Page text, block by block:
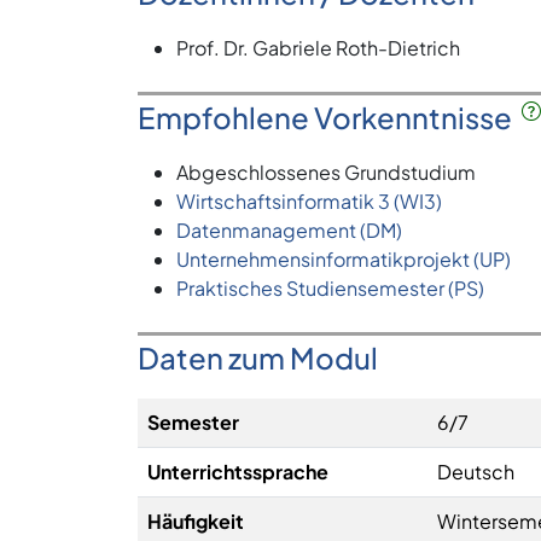
Prof. Dr. Gabriele Roth-Dietrich
Empfohlene Vorkenntnisse
Abgeschlossenes Grundstudium
Wirtschaftsinformatik 3 (WI3)
Datenmanagement (DM)
Unternehmensinformatikprojekt (UP)
Praktisches Studiensemester (PS)
Daten zum Modul
Semester
6/7
Unterrichtssprache
Deutsch
Häufigkeit